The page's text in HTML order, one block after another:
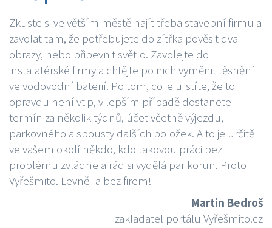
Zkuste si ve větším městě najít třeba stavební firmu a
zavolat tam, že potřebujete do zítřka pověsit dva
obrazy, nebo připevnit světlo. Zavolejte do
instalatérské firmy a chtějte po nich vyměnit těsnění
ve vodovodní baterií. Po tom, co je ujistíte, že to
opravdu není vtip, v lepším případě dostanete
termín za několik týdnů, účet včetně výjezdu,
parkovného a spousty dalších položek. A to je určitě
ve vašem okolí někdo, kdo takovou práci bez
problému zvládne a rád si vydělá par korun. Proto
Vyřešmito. Levněji a bez firem!
Martin Bedroš
zakladatel portálu Vyřešmito.cz